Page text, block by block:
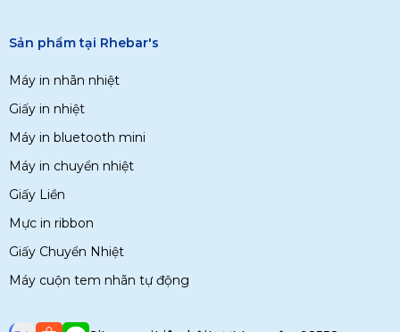
Sản phẩm tại Rhebar's
Máy in nhãn nhiệt
Giấy in nhiệt
Máy in bluetooth mini
Máy in chuyển nhiệt
Giấy Liền
Mực in ribbon
Giấy Chuyển Nhiệt
Máy cuộn tem nhãn tự động